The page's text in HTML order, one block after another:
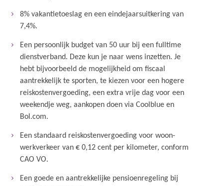
8% vakantietoeslag en een eindejaarsuitkering van
7,4%.
Een persoonlijk budget van 50 uur bij een fulltime
dienstverband. Deze kun je naar wens inzetten. Je
hebt bijvoorbeeld de mogelijkheid om fiscaal
aantrekkelijk te sporten, te kiezen voor een hogere
reiskostenvergoeding, een extra vrije dag voor een
weekendje weg, aankopen doen via Coolblue en
Bol.com.
Een standaard reiskostenvergoeding voor woon-
werkverkeer van € 0,12 cent per kilometer, conform
CAO VO.
Een goede en aantrekkelijke pensioenregeling bij